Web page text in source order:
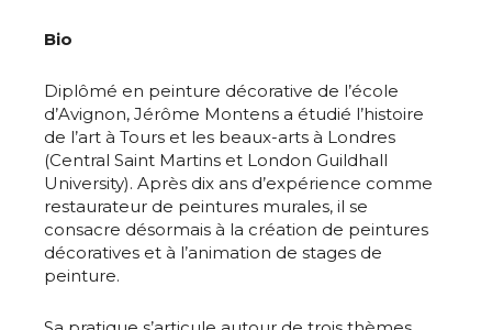
Bio
Diplômé en peinture décorative de l’école
d’Avignon, Jérôme Montens a étudié l’histoire
de l’art à Tours et les beaux-arts à Londres
(Central Saint Martins et London Guildhall
University). Après dix ans d’expérience comme
restaurateur de peintures murales, il se
consacre désormais à la création de peintures
décoratives et à l’animation de stages de
peinture.